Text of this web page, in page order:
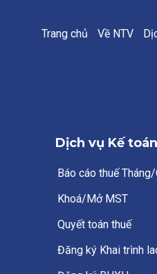
Trang chủ Về NTV
Dịch vụ Kế
Báo cáo thuế
Khoá/Mở MST
Quyết toán thuế
Đăng ký Khai trình